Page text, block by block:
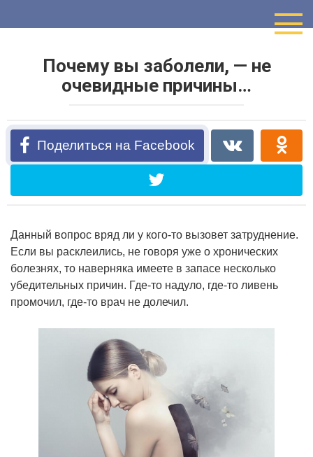
Почему вы заболели, — не
очевидные причины…
Поделиться на Facebook
Данный вопрос вряд ли у кого-то вызовет затруднение.
Если вы расклеились, не говоря уже о хронических
болезнях, то наверняка имеете в запасе несколько
убедительных причин. Где-то надуло, где-то ливень
промочил, где-то врач не долечил.